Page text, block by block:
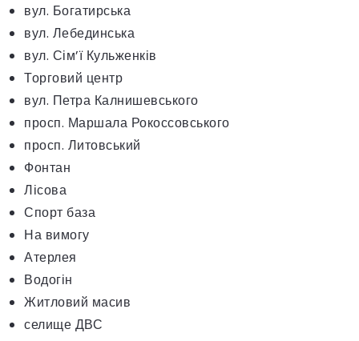
вул. Богатирська
вул. Лебединська
вул. Сім’ї Кульженків
Торговий центр
вул. Петра Калнишевського
просп. Маршала Рокоссовського
просп. Литовський
Фонтан
Лісова
Спорт база
На вимогу
Атерлея
Водогін
Житловий масив
селище ДВС